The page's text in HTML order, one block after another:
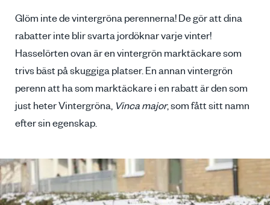
Glöm inte de vintergröna perennerna! De gör att dina
rabatter inte blir svarta jordöknar varje vinter!
Hasselörten ovan är en vintergrön marktäckare som
trivs bäst på skuggiga platser. En annan vintergrön
perenn att ha som marktäckare i en rabatt är den som
just heter Vintergröna, Vinca major, som fått sitt namn
efter sin egenskap.